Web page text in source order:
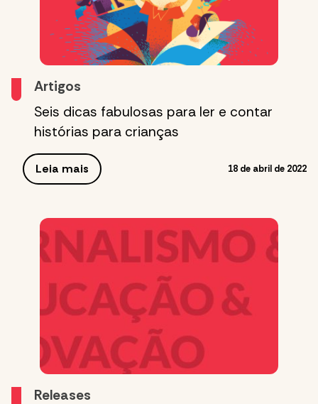
Artigos
Seis dicas fabulosas para ler e contar
histórias para crianças
Leia mais 18 de abril de 2022
Releases